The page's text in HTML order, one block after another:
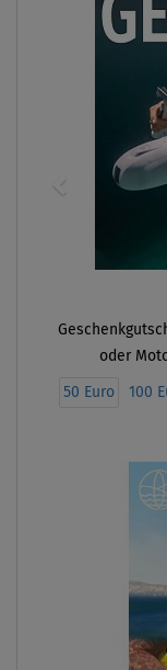
oder
50 Euro 100